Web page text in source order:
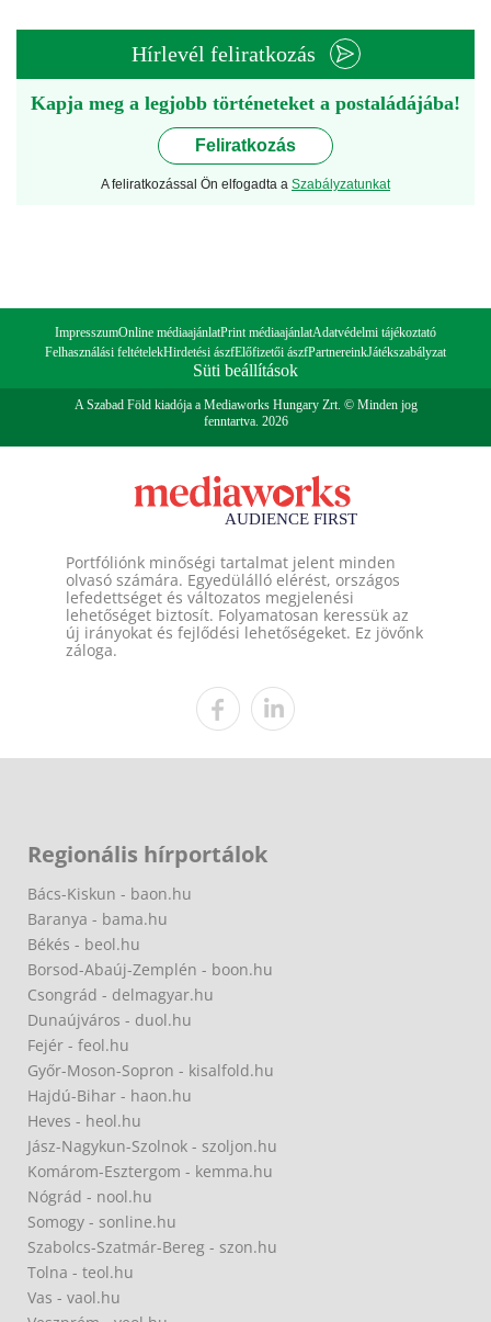
Hírlevél feliratkozás
Kapja meg a legjobb történeteket a postaládájába!
Feliratkozás
A feliratkozással Ön elfogadta a Szabályzatunkat
ImpresszumOnline médiaajánlatPrint médiaajánlatAdatvédelmi tájékoztató
Felhasználási feltételekHirdetési ászfElőfizetői ászfPartnereinkJátékszabályzat
Süti beállítások
A Szabad Föld kiadója a Mediaworks Hungary Zrt. © Minden jog
fenntartva. 2026
Portfóliónk minőségi tartalmat jelent minden
olvasó számára. Egyedülálló elérést, országos
lefedettséget és változatos megjelenési
lehetőséget biztosít. Folyamatosan keressük az
új irányokat és fejlődési lehetőségeket. Ez jövőnk
záloga.
Regionális hírportálok
Bács-Kiskun - baon.hu
Baranya - bama.hu
Békés - beol.hu
Borsod-Abaúj-Zemplén - boon.hu
Csongrád - delmagyar.hu
Dunaújváros - duol.hu
Fejér - feol.hu
Győr-Moson-Sopron - kisalfold.hu
Hajdú-Bihar - haon.hu
Heves - heol.hu
Jász-Nagykun-Szolnok - szoljon.hu
Komárom-Esztergom - kemma.hu
Nógrád - nool.hu
Somogy - sonline.hu
Szabolcs-Szatmár-Bereg - szon.hu
Tolna - teol.hu
Vas - vaol.hu